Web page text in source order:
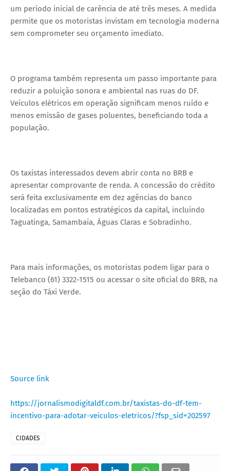
um período inicial de carência de até três meses. A medida
permite que os motoristas invistam em tecnologia moderna
sem comprometer seu orçamento imediato.
O programa também representa um passo importante para
reduzir a poluição sonora e ambiental nas ruas do DF.
Veículos elétricos em operação significam menos ruído e
menos emissão de gases poluentes, beneficiando toda a
população.
Os taxistas interessados devem abrir conta no BRB e
apresentar comprovante de renda. A concessão do crédito
será feita exclusivamente em dez agências do banco
localizadas em pontos estratégicos da capital, incluindo
Taguatinga, Samambaia, Águas Claras e Sobradinho.
Para mais informações, os motoristas podem ligar para o
Telebanco (61) 3322-1515 ou acessar o site oficial do BRB, na
seção do Táxi Verde.
Source link
https://jornalismodigitaldf.com.br/taxistas-do-df-tem-
incentivo-para-adotar-veiculos-eletricos/?fsp_sid=202597
CIDADES